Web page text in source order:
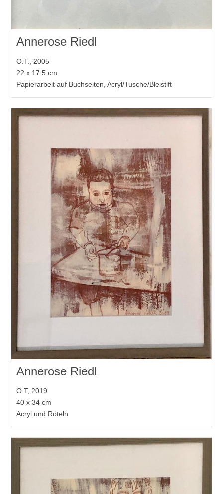
Annerose Riedl
O.T., 2005
22 x 17.5 cm
Papierarbeit auf Buchseiten, Acryl/Tusche/Bleistift
Annerose Riedl
O.T, 2019
40 x 34 cm
Acryl und Röteln